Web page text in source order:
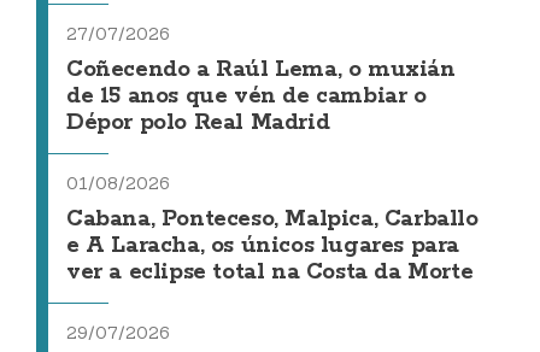
27/07/2026
Coñecendo a Raúl Lema, o muxián
de 15 anos que vén de cambiar o
Dépor polo Real Madrid
01/08/2026
Cabana, Ponteceso, Malpica, Carballo
e A Laracha, os únicos lugares para
ver a eclipse total na Costa da Morte
29/07/2026